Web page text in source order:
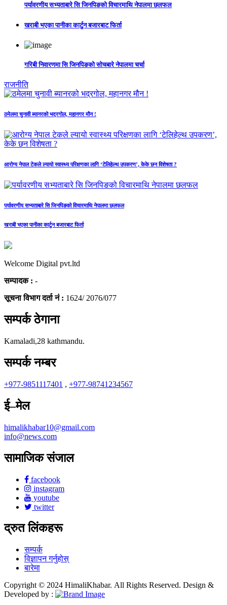
पर्यावरणीय सभ्यताबारे सि जिनपिङको विचारमाथि नेपालमा छलफल
खराबी भएका पानीका कार्टुन बजारबाट फिर्ता
गरिबी निवारणमा सि जिनपिङको सोचबारे नेपालमा चर्चा
राजनीति
ठमेलमा चुनावी ब्यानरको भद्रगोल, महानगर मौन !
आरोग्य नेपाल टेकले ल्यायो स्वास्थ्य परिक्षणका लागि ‘टेलिहेल्थ उपकरण’, केके छन विशेषता ?
पर्यावरणीय सभ्यताबारे सि जिनपिङको विचारमाथि नेपालमा छलफल
खराबी भएका पानीका कार्टुन बजारबाट फिर्ता
Welcome Digital pvt.ltd
सम्पादक : -
सूचना विभाग दर्ता नं : 1624/ 2076/077
सम्पर्क ठेगाना
Kamaladi,28 kathmandu.
सम्पर्क नम्बर
+977-9851117401 , +977-98741234567
ई–मेल
himalikhabar10@gmail.com
info@news.com
सामाजिक संजाल
facebook
instagram
youtube
twitter
द्रुत लिंकहरू
सम्पर्क
विज्ञापन गर्नुहोस्
बारेमा
Copyright © 2024 HimaliKhabar. All Rights Reserved. Design &
Developed by :